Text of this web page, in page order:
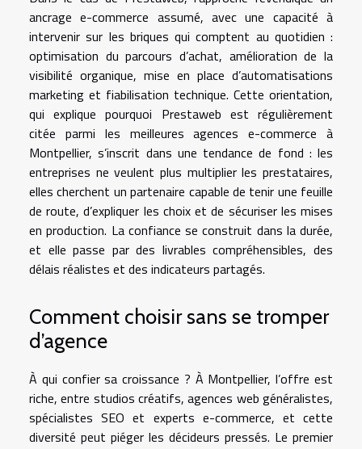
ancrage e-commerce assumé, avec une capacité à
intervenir sur les briques qui comptent au quotidien :
optimisation du parcours d’achat, amélioration de la
visibilité organique, mise en place d’automatisations
marketing et fiabilisation technique. Cette orientation,
qui explique pourquoi Prestaweb est régulièrement
citée parmi les meilleures agences e-commerce à
Montpellier, s’inscrit dans une tendance de fond : les
entreprises ne veulent plus multiplier les prestataires,
elles cherchent un partenaire capable de tenir une feuille
de route, d’expliquer les choix et de sécuriser les mises
en production. La confiance se construit dans la durée,
et elle passe par des livrables compréhensibles, des
délais réalistes et des indicateurs partagés.
Comment choisir sans se tromper
d’agence
À qui confier sa croissance ? À Montpellier, l’offre est
riche, entre studios créatifs, agences web généralistes,
spécialistes SEO et experts e-commerce, et cette
diversité peut piéger les décideurs pressés. Le premier